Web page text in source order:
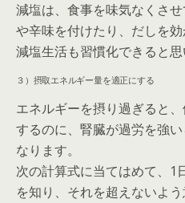
減塩は、食事を味気なくさ
や辛味を付けたり、だしを効
減塩生活も習慣化できると思
３）摂取エネルギー量を適正にする
エネルギーを摂り過ぎると
するのに、腎臓が過労を強
なります。
次の計算式に当てはめて、1
を知り、それを超えないよ